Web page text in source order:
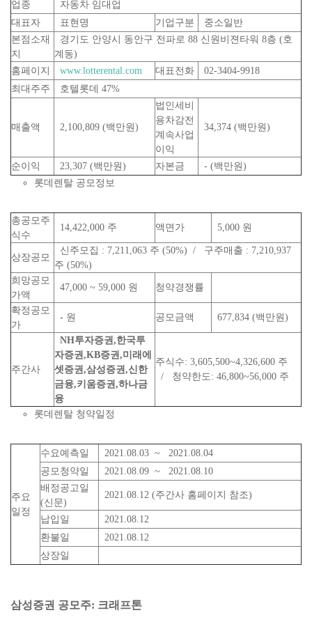
업종
자동차 임대업
대표자
표현명 기업구분
중소일반
본점소재
지
경기도 안양시 동안구 전파로 88 신원비젼타워 8층 (호
계동)
홈페이지
www.lotterental.com 대표전화
02-3404-9918
최대주주
호텔롯데 47%
매출액 2,100,809 (백만원)
법인세비
용차감전
계속사업
이익
34,374 (백만원)
순이익 23,307 (백만원) 자본금
- (백만원)
롯데렌탈 공모정보
총공모주
식수
14,422,000 주 액면가 5,000 원
상장공모
신주모집 : 7,211,063 주 (50%) / 구주매출 : 7,210,937
주 (50%)
희망공모
가액
47,000 ~ 59,000 원 청약경쟁률
확정공모
가
- 원 공모금액 677,834 (백만원)
주간사
NH투자증권,한국투
자증권,KB증권,미래에
셋증권,삼성증권,신한
금융,키움증권,하나금
융
주식수: 3,605,500~4,326,600 주
/ 청약한도: 46,800~56,000 주
롯데렌탈 청약일정
주요
일정
수요예측일
2021.08.03 ~ 2021.08.04
공모청약일
2021.08.09 ~ 2021.08.10
배정공고일
(신문)
2021.08.12 (주간사 홈페이지 참조)
납입일
2021.08.12
환불일
2021.08.12
상장일
삼성증권 공모주: 크래프톤